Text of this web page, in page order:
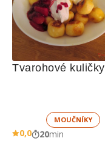
Tvarohové kuličky
MOUČNÍKY
0,0 20min